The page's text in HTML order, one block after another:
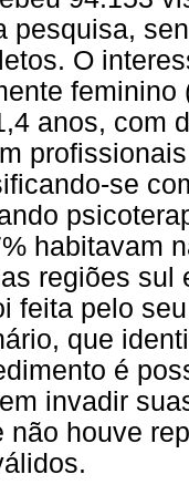
pesquisa,
O
anos, com
se
habitavam
regiões
feita pelo
que
é
invadir
não houve